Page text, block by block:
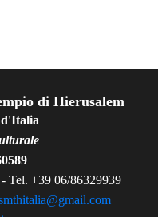
di Hierusalem
Tel. +39 06/86329939